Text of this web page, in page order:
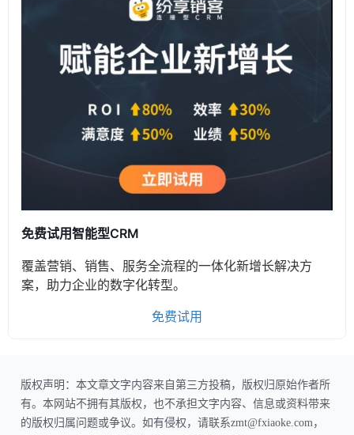
免费试用智能型CRM
覆盖营销、销售、服务全流程的一体化新增长解决方
案，助力企业的数字化转型。
免费试用
版权声明：本文章文字内容来自第三方投稿，版权归原始作者所
有。本网站不拥有其版权，也不承担文字内容、信息或资料带来
的版权归属问题或争议。如有侵权，请联系zmt@fxiaoke.com，